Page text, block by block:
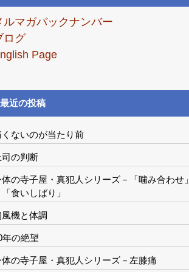
ルマガバックナンバー
ログ
Page
最近の投稿
くないのが当たり前
司の判断
の寺子屋・真犯人シリーズ－「噛み合わせ」
食いしばり」
風機と体調
年の絶望
体の寺子屋・真犯人シリーズ－左膝痛